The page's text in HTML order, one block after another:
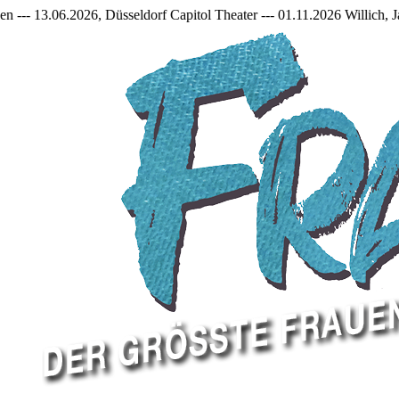
Düsseldorf Capitol Theater --- 01.11.2026 Willich, Jakob